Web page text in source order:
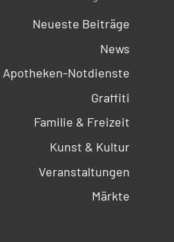
Neueste Beiträge
News
Apotheken-Notdienste
Graffiti
Familie & Freizeit
Kunst & Kultur
Veranstaltungen
Märkte